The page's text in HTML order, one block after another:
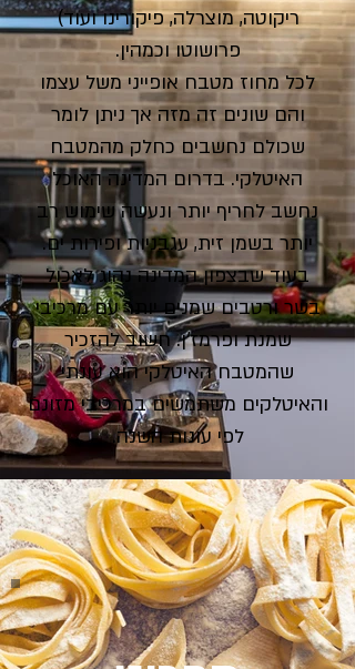
ריקוטה, מוצרלה, פיקורינו ועוד)
פרושוטו וכמהין.
לכל מחוז מטבח אופייני משל עצמו
והם שונים זה מזה אך ניתן לומר
שכולם נחשבים כחלק מהמטבח
האיטלקי. בדרום המדינה האוכל
נחשב לחריף יותר ונעשה שימוש רב
יותר בשמן זית, עגבניות ופירות ים.
בעוד שבצפון המדינה נהוג לאכול
בשר ורטבים שמנים יותר עם מרכיבי
שמנת ופרמז'ן. חשוב להזכיר
שהמטבח האיטלקי הוא עונתי
והאיטלקים משתמשים במרכיבי מזונם
לפי עונות השנה.